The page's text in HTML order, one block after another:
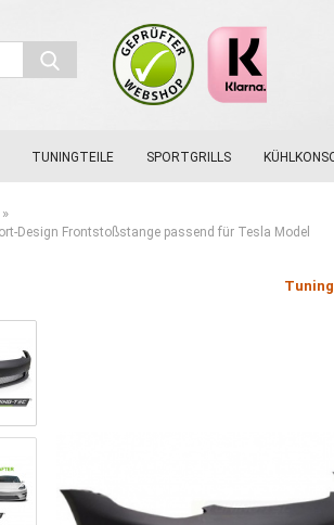
Schnellsuche...
TUNINGTEILE SPORTGRILLS
»
Design Frontstoßstange passend für Tesla Model